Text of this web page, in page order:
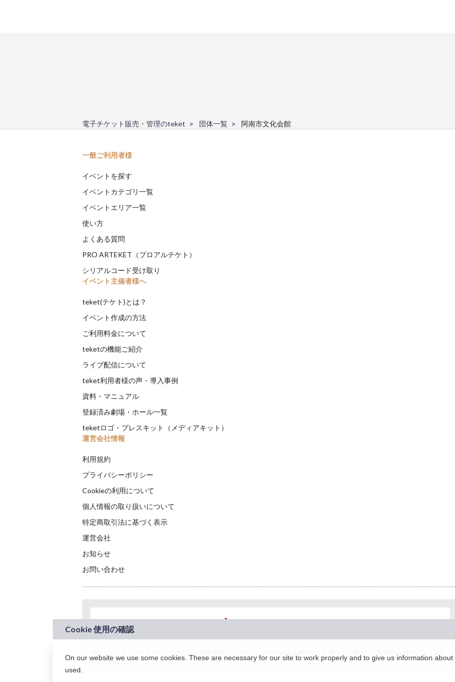
電子チケット販売・管理のteket 団体一覧 阿南市文化会館
一般ご利用者様
イベントを探す
イベントカテゴリ一覧
イベントエリア一覧
使い方
よくある質問
PRO ARTEKET（プロアルテケト）
シリアルコード受け取り
イベント主催者様へ
teket(テケト)とは？
イベント作成の方法
ご利用料金について
teketの機能ご紹介
ライブ配信について
teket利用者様の声・導入事例
資料・マニュアル
登録済み劇場・ホール一覧
teketロゴ・プレスキット（メディアキット）
運営会社情報
利用規約
プライバシーポリシー
Cookieの利用について
個人情報の取り扱いについて
特定商取引法に基づく表示
運営会社
お知らせ
お問い合わせ
されています。
On our website we use some cookies. These are necessary for our site to work properly and to give us information
used.